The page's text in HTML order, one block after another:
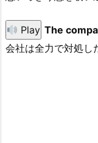
Play The
会社は全力で対処し